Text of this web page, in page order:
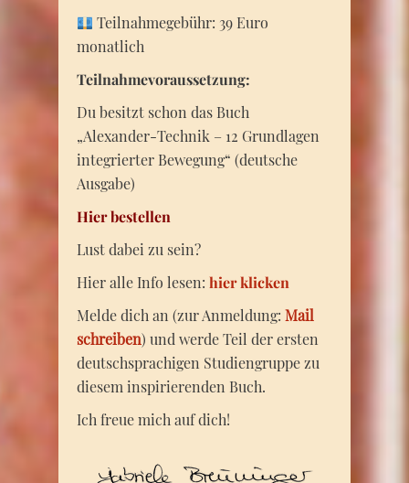
Teilnahmegebühr: 39 Euro
monatlich
Teilnahmevoraussetzung:
Du besitzt schon das Buch
„Alexander-Technik – 12 Grundlagen
integrierter Bewegung“ (deutsche
Ausgabe)
Hier bestellen
Lust dabei zu sein?
Hier alle Info lesen: hier klicken
Melde dich an (zur Anmeldung: Mail
schreiben) und werde Teil der ersten
deutschsprachigen Studiengruppe zu
diesem inspirierenden Buch.
Ich freue mich auf dich!